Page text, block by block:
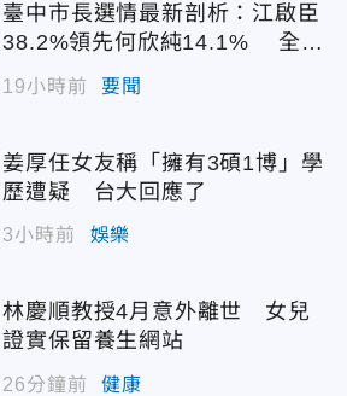
臺中市長選情最新剖析：江啟臣
38.2%領先何欣純14.1% 全世
代支持度全面居首
19小時前 要聞
姜厚任女友稱「擁有3碩1博」學
歷遭疑 台大回應了
3小時前 娛樂
林慶順教授4月意外離世 女兒
證實保留養生網站
26分鐘前 健康